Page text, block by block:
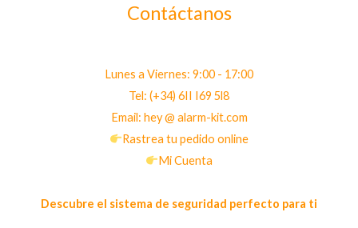
Contáctanos
Lunes a Viernes: 9:00 - 17:00
Tel: (+34) 6II I69 5l8
Email: hey @ alarm-kit.com
Rastrea tu pedido online
Mi Cuenta
Descubre el sistema de seguridad perfecto para ti